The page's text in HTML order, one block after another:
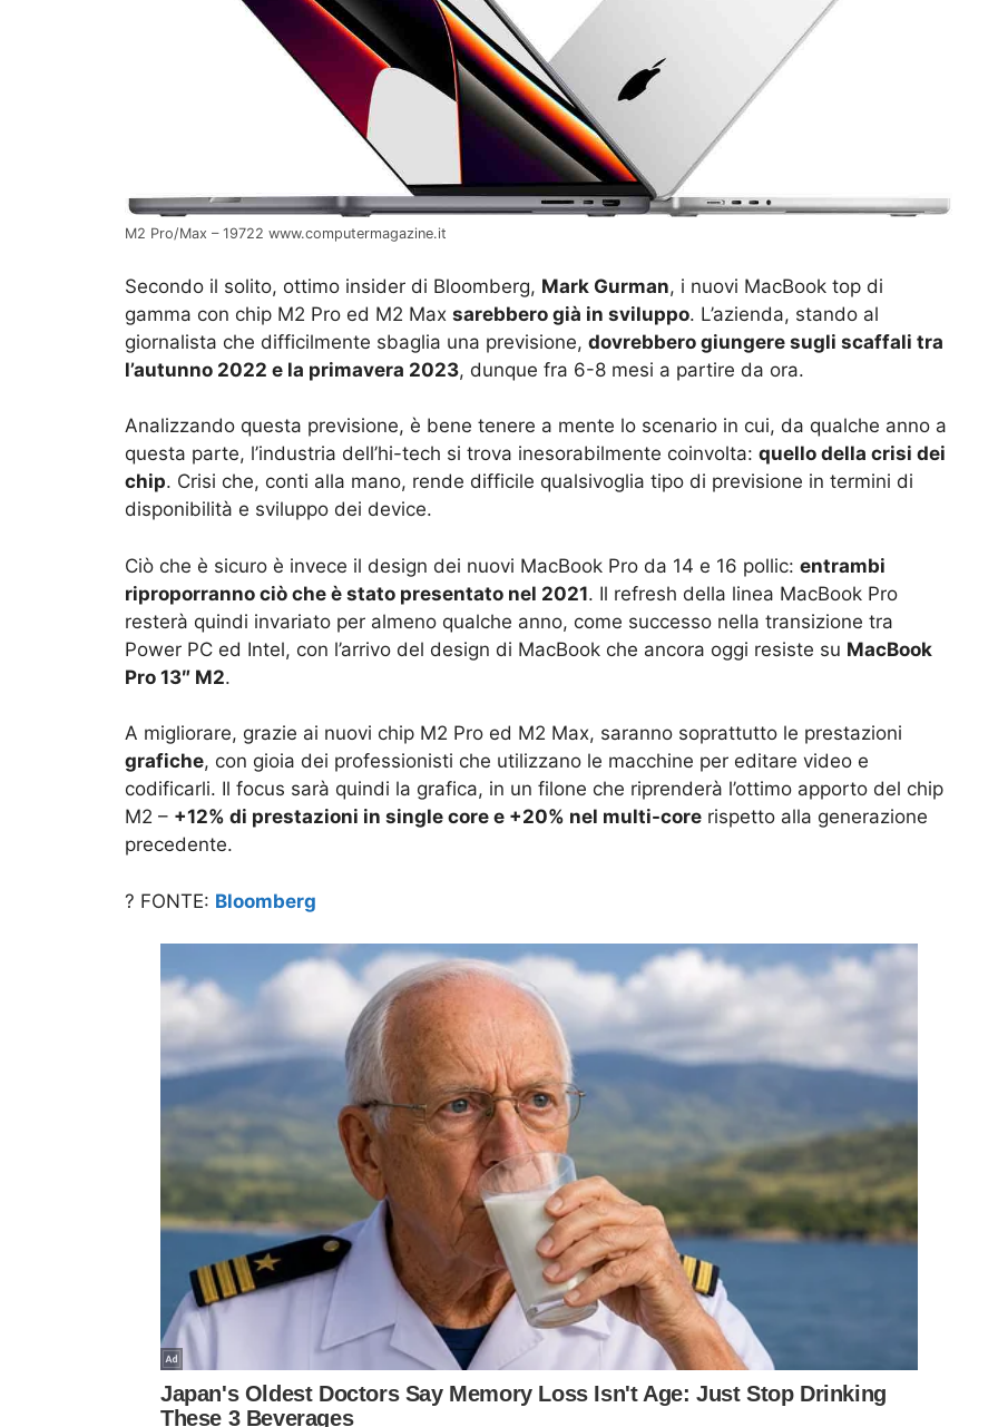
M2 Pro/Max – 19722 www.computermagazine.it
Secondo il solito, ottimo insider di Bloomberg, Mark Gurman, i nuovi MacBook top di
gamma con chip M2 Pro ed M2 Max sarebbero già in sviluppo. L’azienda, stando al
giornalista che difficilmente sbaglia una previsione, dovrebbero giungere sugli scaffali tra
l’autunno 2022 e la primavera 2023, dunque fra 6-8 mesi a partire da ora.
Analizzando questa previsione, è bene tenere a mente lo scenario in cui, da qualche anno a
questa parte, l’industria dell’hi-tech si trova inesorabilmente coinvolta: quello della crisi dei
chip. Crisi che, conti alla mano, rende difficile qualsivoglia tipo di previsione in termini di
disponibilità e sviluppo dei device.
Ciò che è sicuro è invece il design dei nuovi MacBook Pro da 14 e 16 pollic: entrambi
riproporranno ciò che è stato presentato nel 2021. Il refresh della linea MacBook Pro
resterà quindi invariato per almeno qualche anno, come successo nella transizione tra
Power PC ed Intel, con l’arrivo del design di MacBook che ancora oggi resiste su MacBook
Pro 13″ M2.
A migliorare, grazie ai nuovi chip M2 Pro ed M2 Max, saranno soprattutto le prestazioni
grafiche, con gioia dei professionisti che utilizzano le macchine per editare video e
codificarli. Il focus sarà quindi la grafica, in un filone che riprenderà l’ottimo apporto del chip
M2 – +12% di prestazioni in single core e +20% nel multi-core rispetto alla generazione
precedente.
? FONTE: Bloomberg